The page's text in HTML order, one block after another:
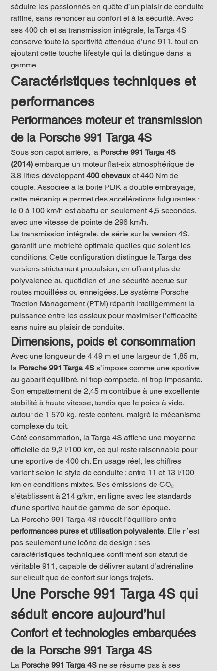
séduire les passionnés en quête d’un plaisir de conduite
raffiné, sans renoncer au confort et à la sécurité. Avec
ses 400 ch et sa transmission intégrale, la Targa 4S
conserve toute la sportivité attendue d’une 911, tout en
ajoutant cette touche lifestyle qui la distingue dans la
gamme.
Caractéristiques techniques et
performances
Performances moteur et transmission
de la Porsche 991 Targa 4S
Sous son capot arrière, la Porsche 991 Targa 4S
(2014) embarque un moteur flat-six atmosphérique de
3,8 litres développant 400 chevaux et 440 Nm de
couple. Associée à la boîte PDK à double embrayage,
cette mécanique permet des accélérations fulgurantes :
le 0 à 100 km/h est abattu en seulement 4,5 secondes,
avec une vitesse de pointe de 296 km/h.
La transmission intégrale, de série sur la version 4S,
garantit une motricité optimale quelles que soient les
conditions. Cette configuration distingue la Targa des
versions strictement propulsion, en offrant plus de
polyvalence au quotidien et une sécurité accrue sur
routes mouillées ou enneigées. Le système Porsche
Traction Management (PTM) répartit intelligemment la
puissance entre les essieux pour maximiser l’efficacité
sans nuire au plaisir de conduite.
Dimensions, poids et consommation
Avec une longueur de 4,49 m et une largeur de 1,85 m,
la Porsche 991 Targa 4S s’impose comme une sportive
au gabarit équilibré, ni trop compacte, ni trop imposante.
Son empattement de 2,45 m contribue à une excellente
stabilité à haute vitesse, tandis que le poids à vide,
autour de 1 570 kg, reste contenu malgré le mécanisme
complexe du toit.
Côté consommation, la Targa 4S affiche une moyenne
officielle de 9,2 l/100 km, ce qui reste raisonnable pour
une sportive de 400 ch. En usage réel, les chiffres
varient selon le style de conduite : entre 11 et 13 l/100
km en conditions mixtes. Ses émissions de CO₂
s’établissent à 214 g/km, en ligne avec les standards
d’une sportive haut de gamme de son époque.
La Porsche 991 Targa 4S réussit l’équilibre entre
performances pures et utilisation polyvalente. Elle n’est
pas seulement une icône de design : ses
caractéristiques techniques confirment son statut de
véritable 911, capable de délivrer autant d’adrénaline
sur circuit que de confort sur longs trajets.
Une Porsche 991 Targa 4S qui
séduit encore aujourd’hui
Confort et technologies embarquées
de la Porsche 991 Targa 4S
La Porsche 991 Targa 4S ne se résume pas à ses